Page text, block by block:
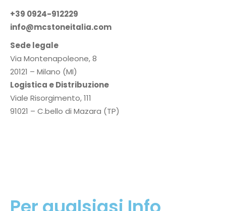
+39 0924-912229
info@mcstoneitalia.com
Sede legale
Via Montenapoleone, 8
20121 – Milano (MI)
Logistica e Distribuzione
Viale Risorgimento, 111
91021 – C.bello di Mazara (TP)